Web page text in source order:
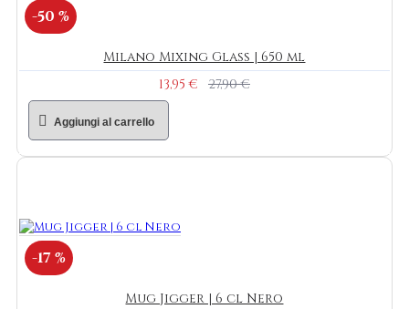
-50 %
Milano Mixing Glass | 650 ml
13,95 €
27,90 €
Aggiungi al carrello
-17 %
Mug Jigger | 6 cl Nero